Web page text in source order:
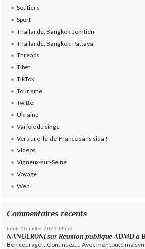
Soutiens
Sport
Thaïlande, Bangkok, Jomtien
Thaïlande, Bangkok, Pattaya
Threads
Tibet
TikTok
Tourisme
Twitter
Ukraine
Variole du singe
Vers une Ile-de-France sans sida !
Vidéos
Vigneux-sur-Seine
Voyage
Web
Commentaires récents
lundi 06 juillet 2026 14h56
NANGERONI surRéunion publique ADMD à
Bon courage ...Continuez.... Avec mon toute ma